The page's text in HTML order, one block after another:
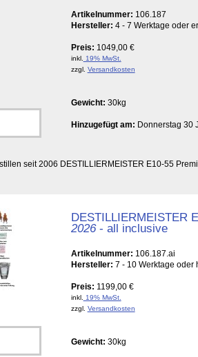
Artikelnummer: 106.187
Hersteller: 4 - 7 Werktage oder
Preis: 1049,00 €
inkl.
19% MwSt.
zzgl. Versandkosten
Gewicht: 30kg
Hinzugefügt am: Donnerstag 30
seit 2006 DESTILLIERMEISTER E10-55
DESTILLIERMEISTER
2026- all inclusive
Artikelnummer: 106.187.ai
Hersteller: 7 - 10 Werktage oder
Preis: 1199,00 €
inkl.
19% MwSt.
zzgl. Versandkosten
Gewicht: 30kg